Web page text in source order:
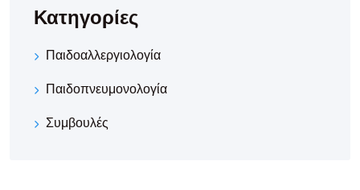
Κατηγορίες
Παιδοαλλεργιολογία
Παιδοπνευμονολογία
Συμβουλές